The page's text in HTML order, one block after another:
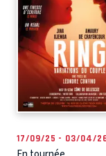
17/09/25 - 03/04/